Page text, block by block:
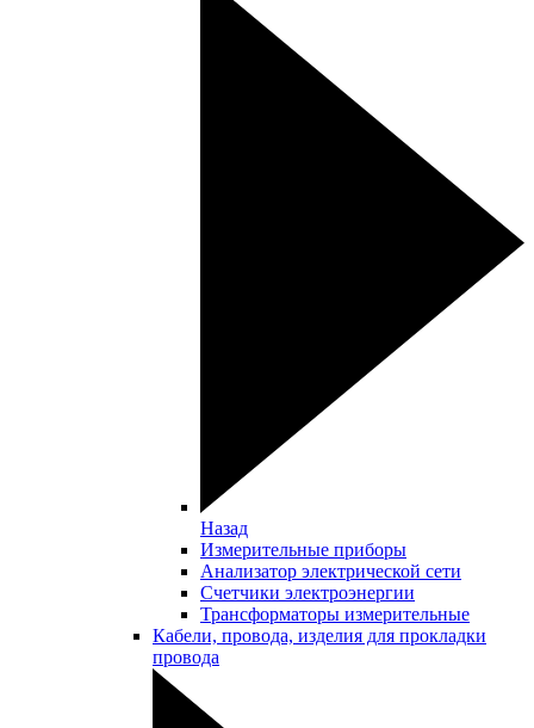
Назад
Измерительные приборы
Анализатор электрической сети
Счетчики электроэнергии
Трансформаторы измерительные
Кабели, провода, изделия для прокладки
провода